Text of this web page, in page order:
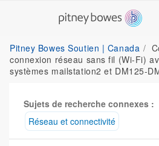
Pitney Bowes Soutien | Canada
connexion réseau sans fil (Wi-Fi)
systèmes mailstation2 et DM125-
Sujets de recherche connexes :
Réseau et connectivité